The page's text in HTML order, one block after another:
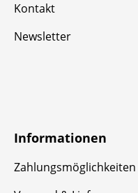
Kontakt
Newsletter
Informationen
Zahlungsmöglichkeiten